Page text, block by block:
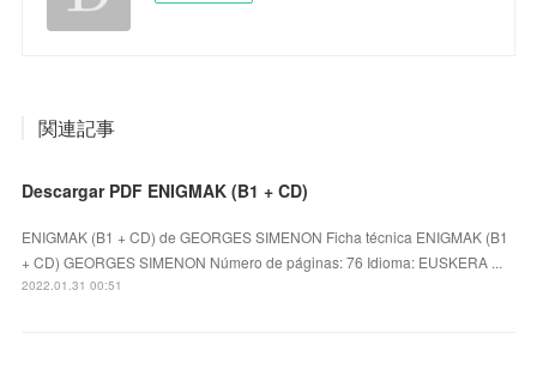
関連記事
Descargar PDF ENIGMAK (B1 + CD)
ENIGMAK (B1 + CD) de GEORGES SIMENON Ficha técnica ENIGMAK (B1
+ CD) GEORGES SIMENON Número de páginas: 76 Idioma: EUSKERA ...
2022.01.31 00:51